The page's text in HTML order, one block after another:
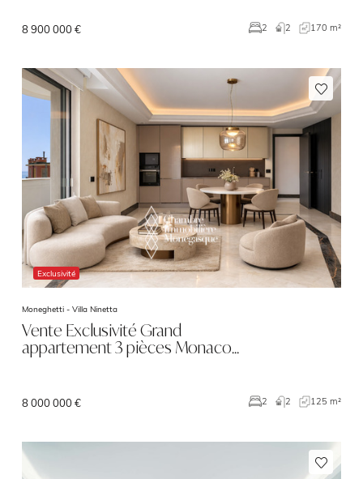
8 900 000 € 2 2 170 m²
Exclusivité
Moneghetti - Villa Ninetta
Vente Exclusivité Grand
appartement 3 pièces Monaco…
8 000 000 € 2 2 125 m²